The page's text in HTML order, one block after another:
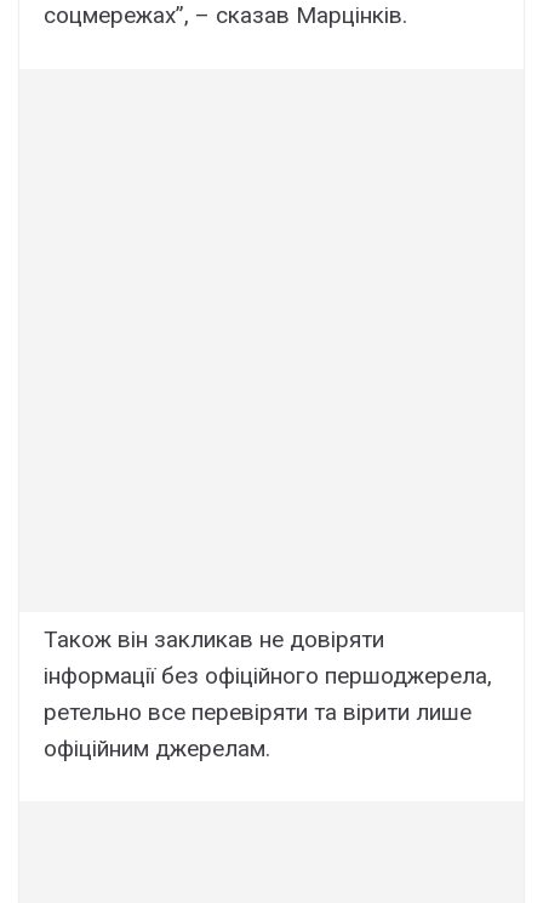
соцмережах”, – сказав Марцінків.
Також він закликав не довіряти
інформації без офіційного першоджерела,
ретельно все перевіряти та вірити лише
офіційним джерелам.